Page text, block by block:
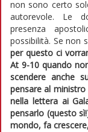
non sono certo
autorevole. Le
presenza
possibilità. Se non
per questo ci
At 9-10 quando
scendere anche
pensare al
nella lettera ai
pensarlo (questo
mondo, fa